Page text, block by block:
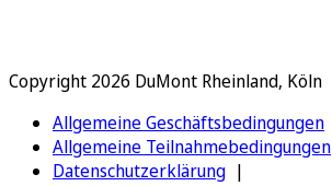
Copyright 2026 DuMont Rheinland, Köln
Allgemeine Geschäftsbedingungen
Allgemeine Teilnahmebedingungen
Datenschutzerklärung